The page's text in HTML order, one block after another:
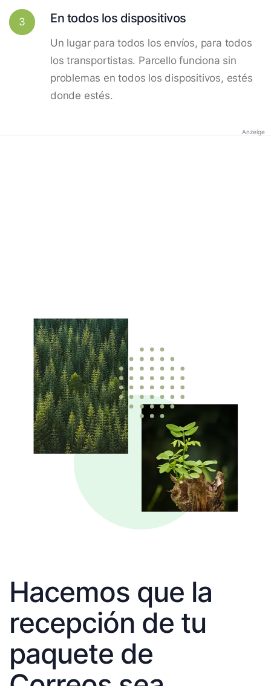
3 En todos los dispositivos
Un lugar para todos los envíos, para todos
los transportistas. Parcello funciona sin
problemas en todos los dispositivos, estés
donde estés.
Anzeige
Hacemos que la
recepción de tu
paquete de